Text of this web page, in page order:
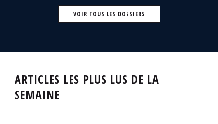
VOIR TOUS LES DOSSIERS
ARTICLES LES PLUS LUS DE LA
SEMAINE